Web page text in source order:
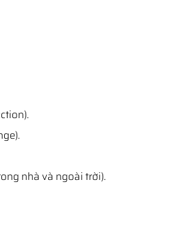
nhà và ngoài trời).